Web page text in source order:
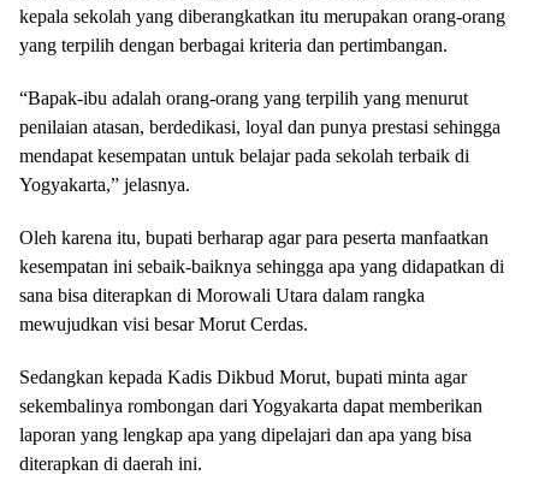
kepala sekolah yang diberangkatkan itu merupakan orang-orang
yang terpilih dengan berbagai kriteria dan pertimbangan.
“Bapak-ibu adalah orang-orang yang terpilih yang menurut
penilaian atasan, berdedikasi, loyal dan punya prestasi sehingga
mendapat kesempatan untuk belajar pada sekolah terbaik di
Yogyakarta,” jelasnya.
Oleh karena itu, bupati berharap agar para peserta manfaatkan
kesempatan ini sebaik-baiknya sehingga apa yang didapatkan di
sana bisa diterapkan di Morowali Utara dalam rangka
mewujudkan visi besar Morut Cerdas.
Sedangkan kepada Kadis Dikbud Morut, bupati minta agar
sekembalinya rombongan dari Yogyakarta dapat memberikan
laporan yang lengkap apa yang dipelajari dan apa yang bisa
diterapkan di daerah ini.